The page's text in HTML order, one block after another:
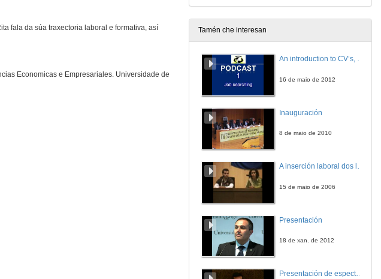
fala da súa traxectoria laboral e formativa, así
Economicas e Empresariales. Universidade de
Tamén che interesan
An introduction to CV’s, letters, and job searching
16 de maio de 2012
Inauguración
8 de maio de 2010
A inserción laboral dos licenciados en Ciencias do Mar: a carreira investigadora
15 de maio de 2006
Presentación
18 de xan. de 2012
Presentación de espectro-radiómetros ASD